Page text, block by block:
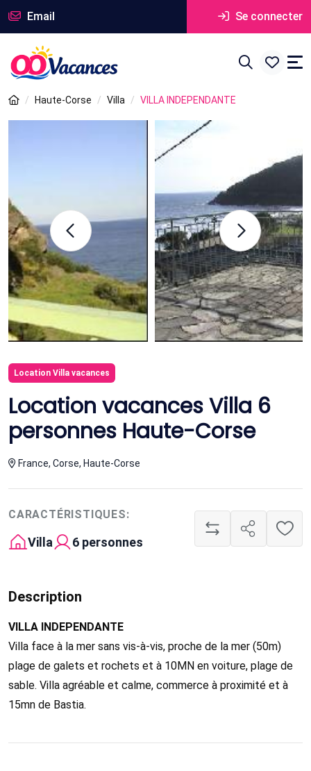
Email Se connecter
Haute-Corse Villa VILLA INDEPENDANTE
Location Villa vacances
Location vacances Villa 6
personnes Haute-Corse
France, Corse, Haute-Corse
CARACTÉRISTIQUES:
Villa 6 personnes
Description
VILLA INDEPENDANTE
Villa face à la mer sans vis-à-vis, proche de la mer (50m)
plage de galets et rochets et à 10MN en voiture, plage de
sable. Villa agréable et calme, commerce à proximité et à
15mn de Bastia.